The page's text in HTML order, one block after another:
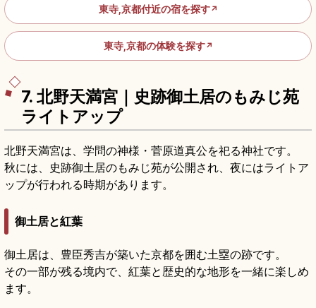
東寺,京都付近の宿を探す↗
東寺,京都の体験を探す↗
7. 北野天満宮｜史跡御土居のもみじ苑
ライトアップ
北野天満宮は、学問の神様・菅原道真公を祀る神社です。
秋には、史跡御土居のもみじ苑が公開され、夜にはライトア
ップが行われる時期があります。
御土居と紅葉
御土居は、豊臣秀吉が築いた京都を囲む土塁の跡です。
その一部が残る境内で、紅葉と歴史的な地形を一緒に楽しめ
ます。